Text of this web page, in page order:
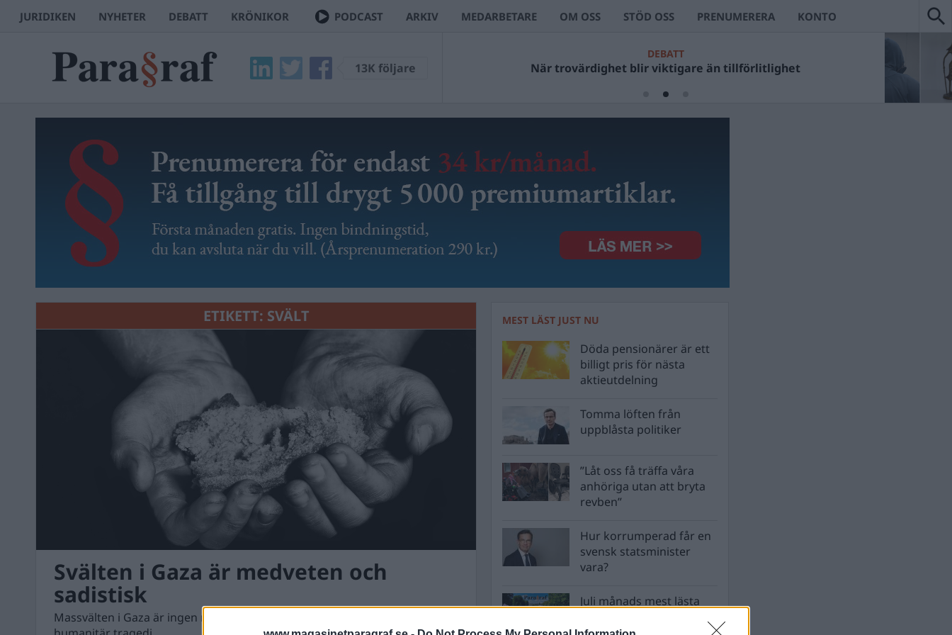
JURIDIKEN NYHETER DEBATT KRÖNIKOR PODCAST ARKIV MEDARBETARE OM OSS STÖD OSS PRENUMERERA KONTO
13K följare
DEBATT
När trovärdighet blir viktigare än tillförlitlighet
ETIKETT: SVÄLT
Svälten i Gaza är medveten och
sadistisk
Massvälten i Gaza är ingen naturkatastrof, det är en medvetet konstruerad
MEST LÄST JUST NU
Döda pensionärer är ett
billigt pris för nästa
aktieutdelning
Tomma löften från
uppblåsta politiker
”Låt oss få träffa våra
anhöriga utan att bryta
revben”
Hur korrumperad får en
svensk statsminister
vara?
Juli månads mest lästa